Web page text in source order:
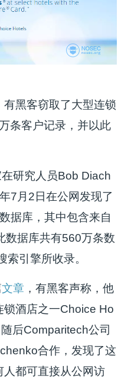
黑客窃取了大型连锁
条客户记录，并以此
研究人员Bob Diach
7月2日在公网发现了
据库，其中包含来自
数据库共有560万条数
引擎所收录。
文章 ，有黑客声称，他
酒店之一Choice Ho
后Comparitech公司
合作，发现了这
都可直接从公网访